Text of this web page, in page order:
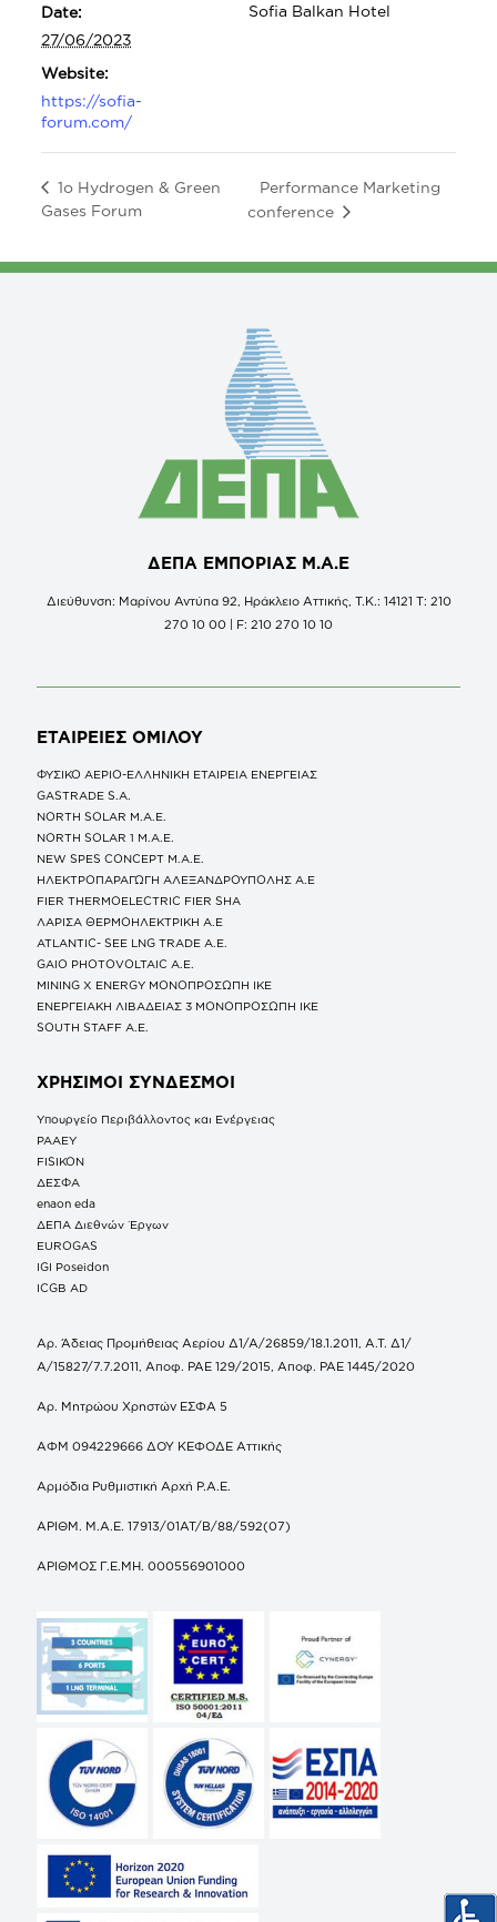
Date:
27/06/2023
Website:
https://sofia-
forum.com/
Sofia Balkan Hotel
1o Hydrogen & Green
Gases Forum
Performance Marketing
conference
ΔΕΠΑ ΕΜΠΟΡΙΑΣ Μ.Α.Ε
Διεύθυνση: Μαρίνου Αντύπα 92, Ηράκλειο Αττικής, Τ.Κ.: 14121 Τ: 210
270 10 00 | F: 210 270 10 10
ΕΤΑΙΡΕΙΕΣ ΟΜΙΛΟΥ
ΦΥΣΙΚΟ ΑΕΡΙΟ-ΕΛΛΗΝΙΚΗ ΕΤΑΙΡΕΙΑ ΕΝΕΡΓΕΙΑΣ
GASTRADE S.A.
NORTH SOLAR M.Α.Ε.
NORTH SOLAR 1 M.Α.Ε.
NEW SPES CONCEPT Μ.Α.Ε.
ΗΛΕΚΤΡΟΠΑΡΑΓΩΓΗ ΑΛΕΞΑΝΔΡΟΥΠΟΛΗΣ A.E
FIER THERMOELECTRIC FIER SHA
ΛΑΡΙΣΑ ΘΕΡΜΟΗΛΕΚΤΡΙΚΗ A.E
ATLANTIC- SEE LNG TRADE A.E.
GAIO PHOTOVOLTAIC Α.Ε.
MINING X ENERGY ΜΟΝΟΠΡΟΣΩΠΗ ΙΚΕ
ΕΝΕΡΓΕΙΑΚΗ ΛΙΒΑΔΕΙΑΣ 3 ΜΟΝΟΠΡΟΣΩΠΗ ΙΚΕ
SOUTH STAFF Α.Ε.
ΧΡΗΣΙΜΟΙ ΣΥΝΔΕΣΜΟΙ
Υπουργείο Περιβάλλοντος και Ενέργειας
ΡΑΑΕΥ
FISIKON
ΔΕΣΦΑ
enaon eda
ΔΕΠΑ Διεθνών Έργων
EUROGAS
IGI Poseidon
ICGB AD
Αρ. Άδειας Προμήθειας Αερίου Δ1/Α/26859/18.1.2011, Α.Τ. Δ1/
Α/15827/7.7.2011, Αποφ. ΡΑΕ 129/2015, Αποφ. ΡΑΕ 1445/2020
Αρ. Μητρώου Χρηστών ΕΣΦΑ 5
ΑΦΜ 094229666 ΔΟΥ ΚΕΦΟΔΕ Αττικής
Αρμόδια Ρυθμιστική Αρχή Ρ.Α.Ε.
ΑΡΙΘΜ. Μ.Α.Ε. 17913/01ΑΤ/Β/88/592(07)
ΑΡΙΘΜΟΣ Γ.Ε.ΜΗ. 000556901000